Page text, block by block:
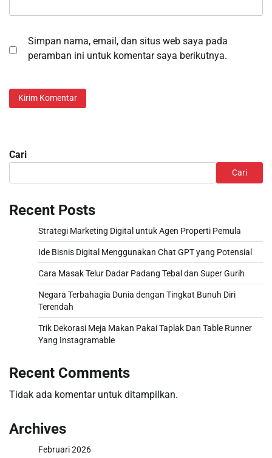
Simpan nama, email, dan situs web saya pada
peramban ini untuk komentar saya berikutnya.
Cari
Cari
Recent Posts
Strategi Marketing Digital untuk Agen Properti Pemula
Ide Bisnis Digital Menggunakan Chat GPT yang Potensial
Cara Masak Telur Dadar Padang Tebal dan Super Gurih
Negara Terbahagia Dunia dengan Tingkat Bunuh Diri
Terendah
Trik Dekorasi Meja Makan Pakai Taplak Dan Table Runner
Yang Instagramable
Recent Comments
Tidak ada komentar untuk ditampilkan.
Archives
Februari 2026